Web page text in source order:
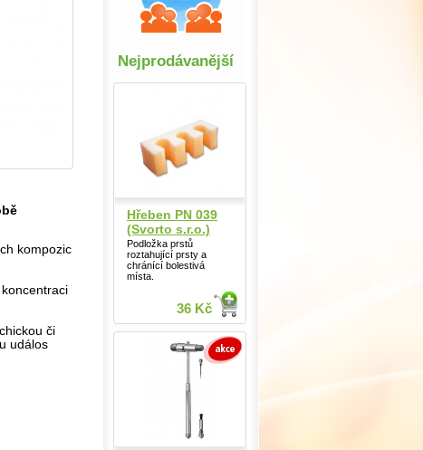
kompozic
či
událos
Nejprodávanější
Hřeben PN 039
(Svorto s.r.o.)
Podložka prstů
roztahující prsty a
chránící bolestivá
místa.
36 Kč